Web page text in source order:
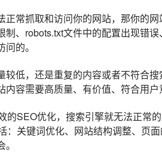
正常抓取和访问你的网站，那你的
、robots.txt文件中的配置出现错
的。
较低，还是重复的内容或者不符合
容需要高质量、有价值、符合用户
的SEO优化，搜索引擎就无法正常
：关键词优化、网站结构调整、页